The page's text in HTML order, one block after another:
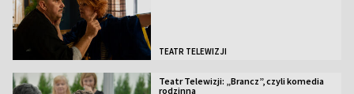
TEATR TELEWIZJI
Teatr Telewizji: „Brancz”, czyli komedia
rodzinna